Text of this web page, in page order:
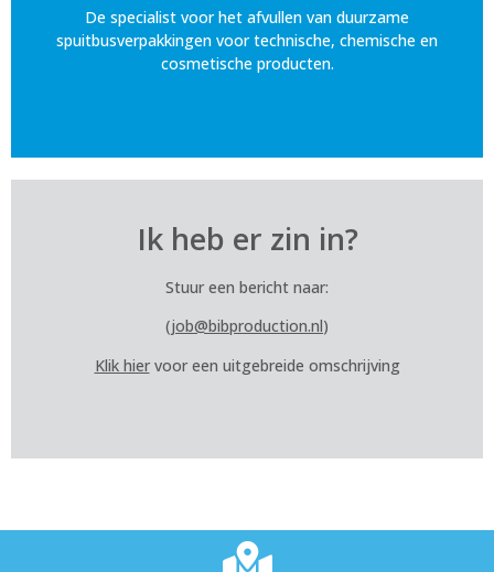
De specialist voor het afvullen van duurzame
spuitbusverpakkingen voor technische, chemische en
cosmetische producten.
Ik heb er zin in?
Stuur een bericht naar:
(job@bibproduction.nl)
Klik hiervoor een uitgebreide omschrijving